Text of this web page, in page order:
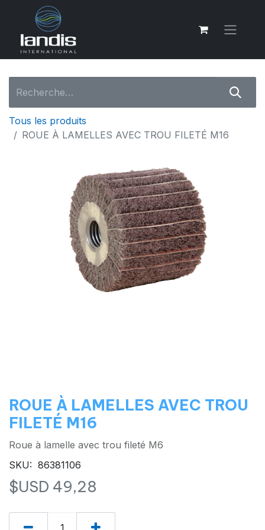
Tous les produits
ROUE À LAMELLES AVEC TROU FILETÉ M16
ROUE À LAMELLES AVEC TROU
FILETÉ M16
Roue à lamelle avec trou fileté M6
SKU: 86381106
$USD 49,28